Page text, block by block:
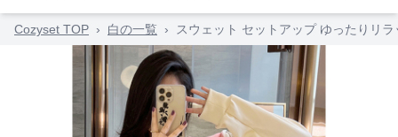
Cozyset TOP › 白の一覧 › スウェット セットアップ ゆったりリ